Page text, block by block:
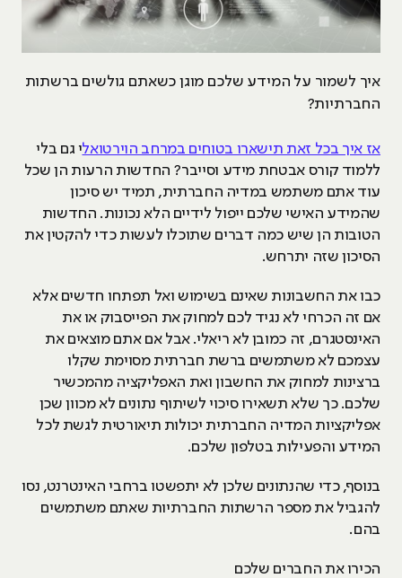
איך לשמור על המידע שלכם מוגן כשאתם גולשים ברשתות
החברתיות?
אז איך בכל זאת תישארו בטוחים במרחב הוירטואלי גם בלי
ללמוד קורס אבטחת מידע וסייבר? החדשות הרעות הן שכל
עוד אתם משתמש במדיה החברתית, תמיד יש סיכון
שהמידע האישי שלכם ייפול לידיים הלא נכונות. החדשות
הטובות הן שיש כמה דברים שתוכלו לעשות כדי להקטין את
הסיכון שזה יתרחש.
כבו את החשבונות שאינם בשימוש ואל תפתחו חדשים אלא
אם זה הכרחי לא נגיד לכם למחוק את הפייסבוק או את
האינסטגרם, זה כמובן לא ריאלי. אבל אם אתם מוצאים את
עצמכם לא משתמשים ברשת חברתית מסוימת שקלו
ברצינות למחוק את החשבון ואת האפליקציה מהמכשיר
שלכם. כך שלא תשאירו סיכוי לשיתוף נתונים לא מכוון שכן
אפליקציות המדיה החברתית יכולות תיאורטית לגשת לכל
המידע והפעילות בטלפון שלכם.
בנוסף, כדי שהנתונים שלכן לא יתפשטו ברחבי האינטרנט, נסו
להגביל את מספר הרשתות החברתיות שאתם משתמשים
בהם.
הכירו את החברים שלכם